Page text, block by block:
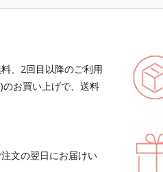
、2回目以降のご利用
お買い上げで、送料
文の翌日にお届けい